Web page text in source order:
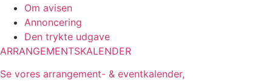
Om avisen
Annoncering
Den trykte udgave
ARRANGEMENTSKALENDER
Se vores arrangement- & eventkalender,